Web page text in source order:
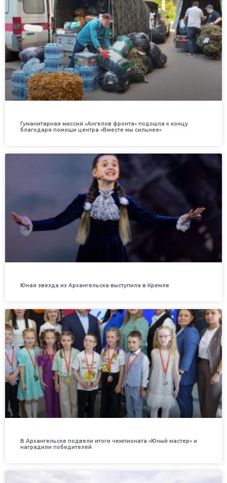
Гуманитарная миссия «Ангелов фронта» подошла к концу
благодаря помощи центра «Вместе мы сильнее»
Юная звезда из Архангельска выступила в Кремле
В Архангельске подвели итоги чемпионата «Юный мастер» и
наградили победителей